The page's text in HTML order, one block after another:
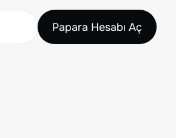
Papara Hesabı Aç